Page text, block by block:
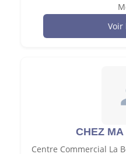
Voir
CHEZ MA
Centre Commercial La